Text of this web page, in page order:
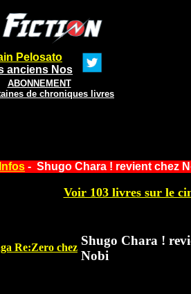
Pelosato
anciens Nos
ABONNEMENT
de chroniques livres
Infos - Shugo Chara ! revient chez
Voir 103 livres sur le
Re:Zero chez
Shugo Chara !
Nobi